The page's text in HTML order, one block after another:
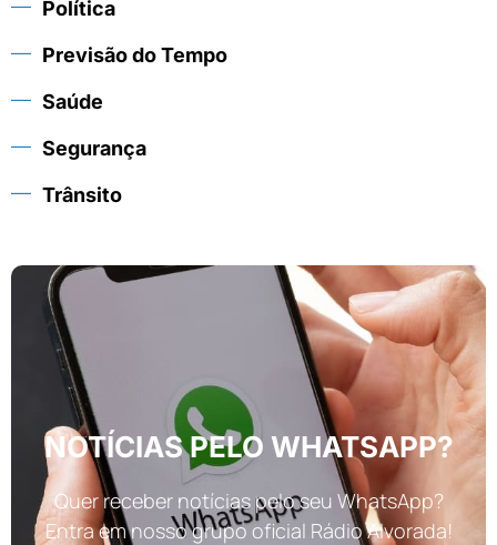
Política
Previsão do Tempo
Saúde
Segurança
Trânsito
NOTÍCIAS PELO WHATSAPP?
Quer receber notícias pelo seu WhatsApp?
Entra em nosso grupo oficial Rádio Alvorada!